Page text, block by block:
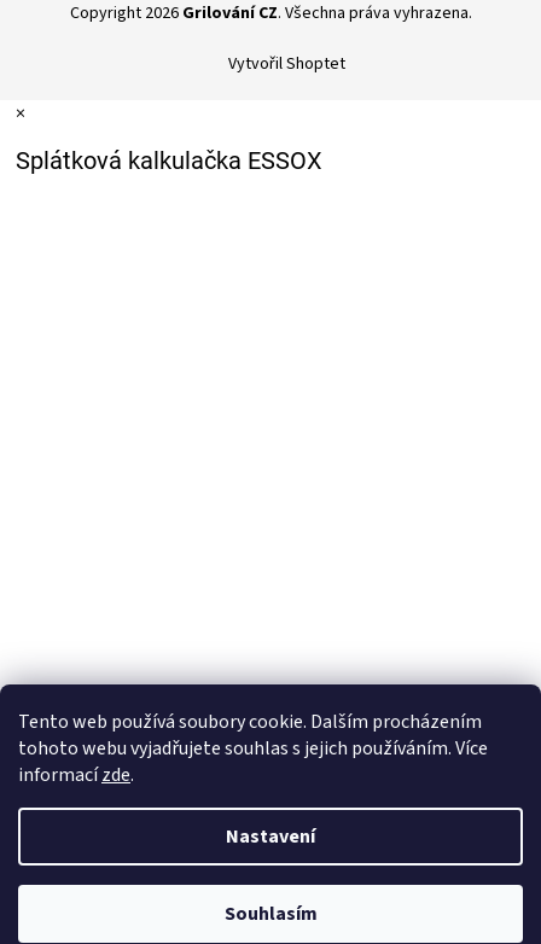
Tento web používá soubory cookie. Dalším procházením
tohoto webu vyjadřujete souhlas s jejich používáním. Více
informacízde.
Nastavení
Souhlasím
Vytvořil Shoptet
Copyright 2026 Grilování CZ. Všechna práva vyhrazena.
×
Splátková kalkulačka ESSOX